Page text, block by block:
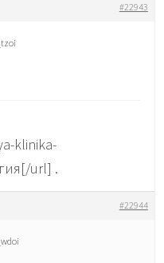
#22943
klinika-
url] .
#22944